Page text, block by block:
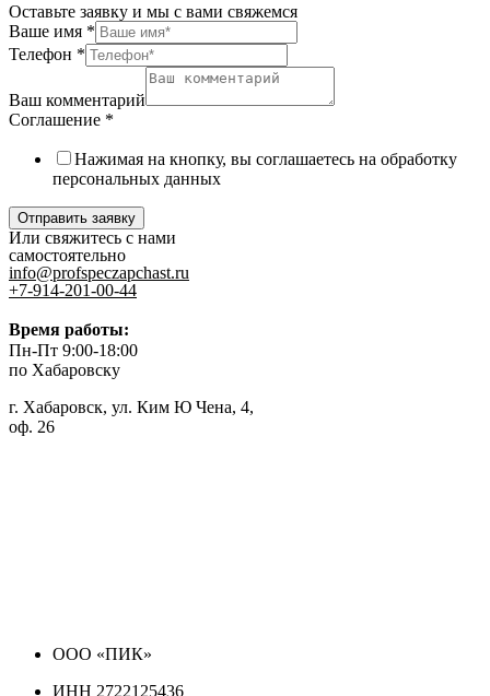
Оставьте заявку и мы с вами свяжемся
Ваше имя *
Телефон *
Ваш комментарий
Соглашение *
Нажимая на кнопку, вы соглашаетесь на обработку
персональных данных
Отправить заявку
Или свяжитесь с нами
самостоятельно
info@profspeczapchast.ru
+7-914-201-00-44
Время работы:
Пн-Пт 9:00-18:00
по Хабаровску
г. Хабаровск, ул. Ким Ю Чена, 4,
оф. 26
ООО «ПИК»
ИНН 2722125436